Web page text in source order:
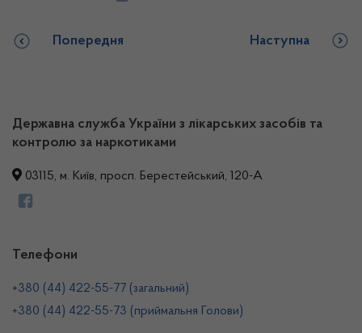
Попередня Наступна
Державна служба України з лікарських засобів та
контролю за наркотиками
03115, м. Київ, просп. Берестейський, 120-А
Телефони
+380 (44) 422-55-77 (загальний)
+380 (44) 422-55-73 (приймальня Голови)